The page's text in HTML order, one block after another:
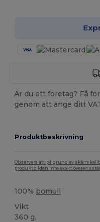
Är du ett företag? Få
genom att ange ditt
Produktbeskrivning
Observera att på grund av
produktbilden inte exakt
100% bomull
Vikt
360 g.